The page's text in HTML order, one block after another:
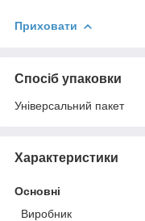
Приховати
Спосіб упаковки
Універсальний пакет
Характеристики
Основні
Виробник